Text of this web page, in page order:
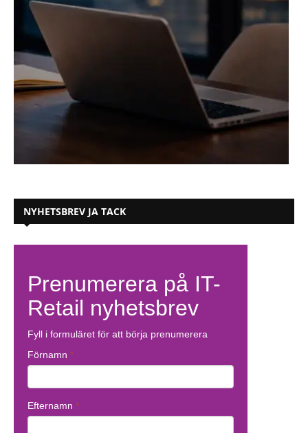
NYHETSBREV JA TACK